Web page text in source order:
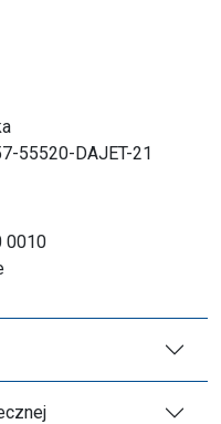
55520-DAJET-21
0010